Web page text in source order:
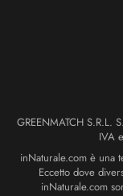
GREENMATCH S.R.L.
IVA
inNaturale.com è una
Eccetto dove
inNaturale.com